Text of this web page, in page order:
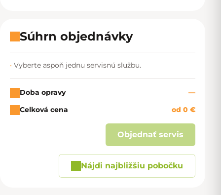
Súhrn objednávky
Vyberte aspoň jednu servisnú službu.
Doba opravy
—
Celková cena
od 0 €
Objednať servis
Nájdi najbližšiu pobočku